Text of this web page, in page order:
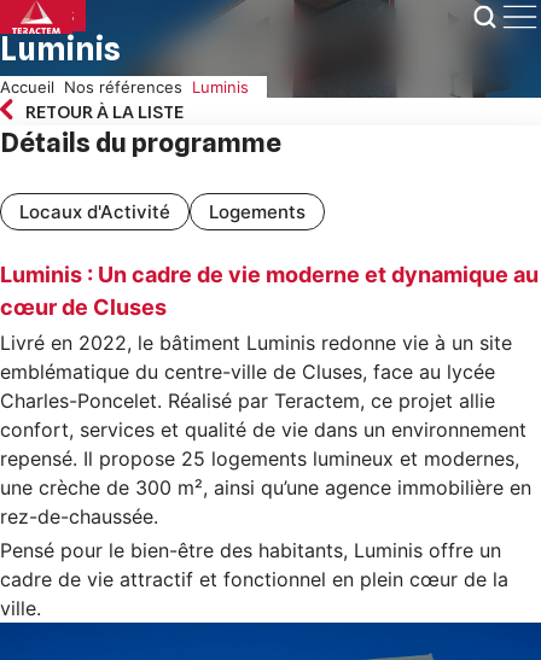
Skip
to
content
CLUSES
Luminis
Accueil Nos références Luminis
RETOUR À LA LISTE
Détails du programme
Locaux d'Activité Logements
Luminis : Un cadre de vie moderne et dynamique au
cœur de Cluses
Livré en 2022, le bâtiment Luminis redonne vie à un site
emblématique du centre-ville de Cluses, face au lycée
Charles-Poncelet. Réalisé par Teractem, ce projet allie
confort, services et qualité de vie dans un environnement
repensé. Il propose 25 logements lumineux et modernes,
une crèche de 300 m², ainsi qu’une agence immobilière en
rez-de-chaussée.
Pensé pour le bien-être des habitants, Luminis offre un
cadre de vie attractif et fonctionnel en plein cœur de la
ville.